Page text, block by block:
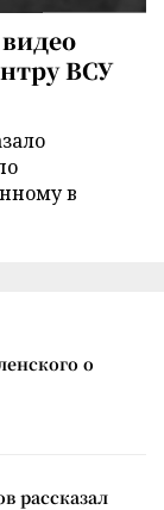
ВСУ
в
о
рассказал